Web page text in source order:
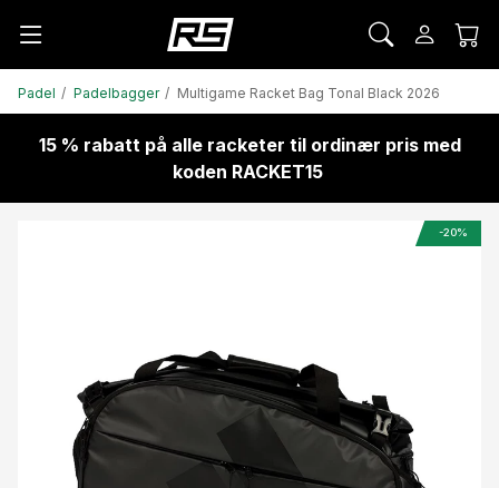
Padel Padelbagger Multigame Racket Bag Tonal Black 2026
15 % rabatt på alle racketer til ordinær pris med
koden RACKET15
-20%